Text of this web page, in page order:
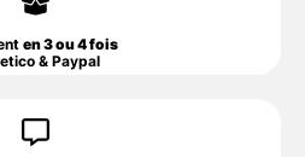
en 3 ou 4 fois
& Paypal